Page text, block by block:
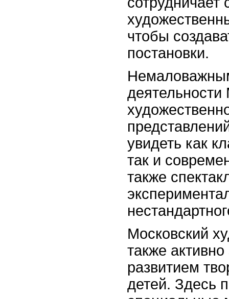
чтобы
постановки.
увидеть как
так и
также
Московский
также
развитием
детей. Здесь